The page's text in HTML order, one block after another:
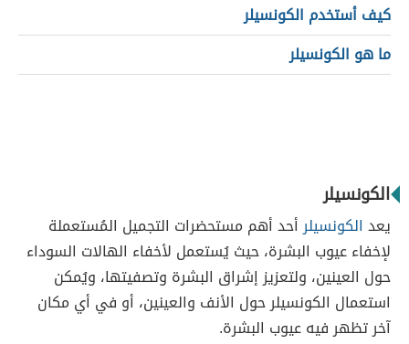
كيف أستخدم الكونسيلر
ما هو الكونسيلر
الكونسيلر
يعد الكونسيلرأحد أهم مستحضرات التجميل المُستعملة
لإخفاء عيوب البشرة، حيث يُستعمل لأخفاء الهالات السوداء
حول العينين، ولتعزيز إشراق البشرة وتصفيتها، ويُمكن
استعمال الكونسيلر حول الأنف والعينين، أو في أي مكان
آخر تظهر فيه عيوب البشرة.